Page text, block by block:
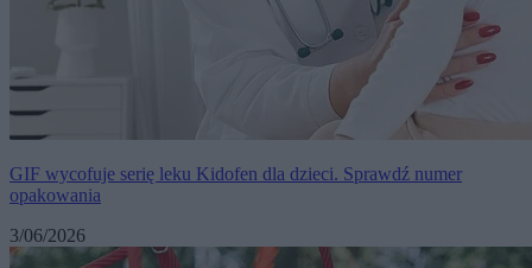
GIF wycofuje serię leku Kidofen dla dzieci. Sprawdź numer
opakowania
3/06/2026